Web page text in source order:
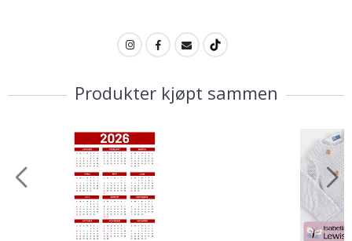
Produkter kjøpt sammen